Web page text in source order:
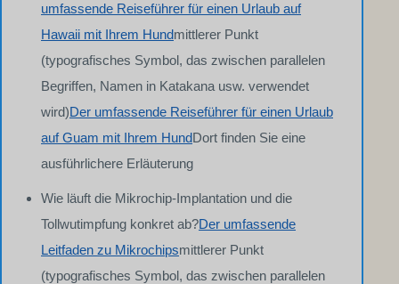
umfassende Reiseführer für einen Urlaub auf
Hawaii mit Ihrem Hundmittlerer Punkt
(typografisches Symbol, das zwischen parallelen
Begriffen, Namen in Katakana usw. verwendet
wird)Der umfassende Reiseführer für einen Urlaub
auf Guam mit Ihrem HundDort finden Sie eine
ausführlichere Erläuterung
Wie läuft die Mikrochip-Implantation und die
Tollwutimpfung konkret ab?Der umfassende
Leitfaden zu Mikrochipsmittlerer Punkt
(typografisches Symbol, das zwischen parallelen